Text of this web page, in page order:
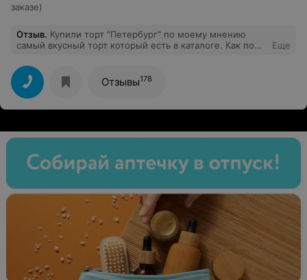
заказе)
Отзыв. Купили торт "Петербург" по моему мнению
самый вкусный торт который есть в каталоге. Как по
пропитались. В последнее время стало больше крема
и меньше вареной сгущенки, но торт по прежнему
очень вкусный. Рекомендую.
Еще
Отзывы178